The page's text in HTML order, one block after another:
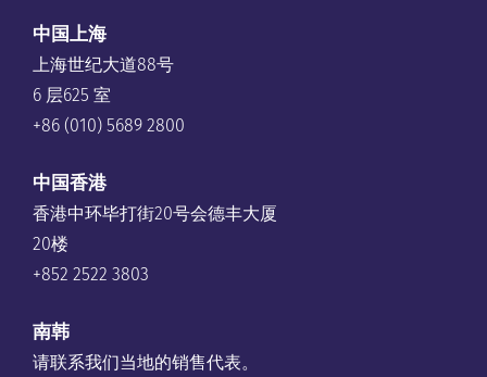
中国上海
上海世纪大道88号
6 层625 室
+86 (010) 5689 2800
中国香港
香港中环毕打街20号会德丰大厦
20楼
+852 2522 3803
南韩
请联系我们当地的销售代表。